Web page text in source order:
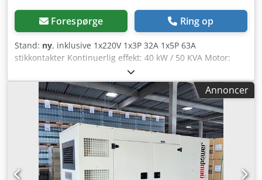
Forespørge Ring op
Stand: ny, inklusive 1x220V 1x3P 32A 1x5P 63A
stikkontakter Kontinuerlig effekt: 40 kW / 50 KVA Motor:
Fawde 4DX-65D, 4 cylinder, vandkølet Dwodjh Rm Ehjpfx
Am Sea Tilslutning: stikkontakter eller afbrydere Frekvens:
50Hz Spænding: 400/230 V inklusive elektronisk
hastighedskontrol, AVR, batterioplader Comap AMF8
kontrol med generator netværkssynkronisering ekskl
automatisk afbryder fl beskyttelse
Annoncer